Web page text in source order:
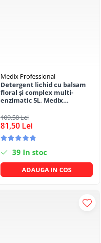
Medix Professional
Detergent lichid cu balsam
floral și complex multi-
enzimatic 5L, Medix
109,58 Lei
81,50 Lei
39 In stoc
ADAUGA IN COS